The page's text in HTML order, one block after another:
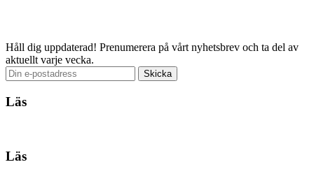
Håll dig uppdaterad! Prenumerera på vårt nyhetsbrev och ta del av
aktuellt varje vecka.
Läs
Läs